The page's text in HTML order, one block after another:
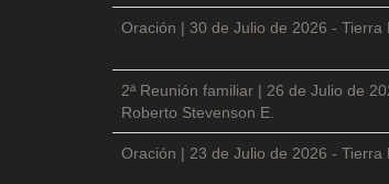
Oración | 30 de Julio de 2026 - Tierra
2ª Reunión familiar | 26 de Julio de
Roberto Stevenson E.
Oración | 23 de Julio de 2026 - Tierra